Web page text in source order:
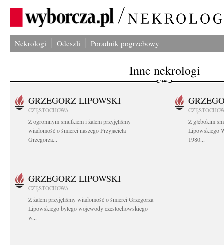
Nekrologi Odeszli Poradnik pogrzebowy
Inne nekrologi
GRZEGORZ LIPOWSKI
CZĘSTOCHOWA
Z ogromnym smutkiem i żalem przyjęliśmy
wiadomość o śmierci naszego Przyjaciela
Grzegorza...
Z głębokim
Lipowskiego
1980...
GRZEGORZ LIPOWSKI
CZĘSTOCHOWA
Z żalem przyjęliśmy wiadomość o śmierci Grzegorza
Lipowskiego byłego wojewody częstochowskiego
w...